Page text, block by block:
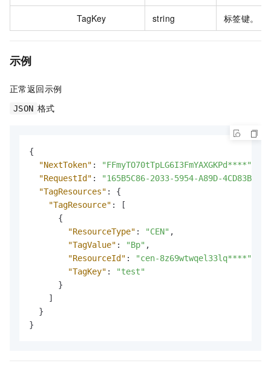
TagKey string 标签键。
示例
正常返回示例
JSON 格式
{
"NextToken" : "FFmyTO70tTpLG6I3FmYAXGKPd****"
"RequestId" :
"165B5C86-2033-5954-A89D-
"TagResources" :
{
"TagResource" :
[
{
"ResourceType" : "CEN" ,
"TagValue" : "Bp" ,
"ResourceId" : "cen-8z69wtwqel33lq****"
"TagKey" :
"test"
}
]
}
}